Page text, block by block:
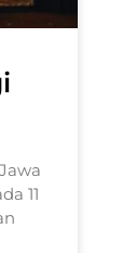
11